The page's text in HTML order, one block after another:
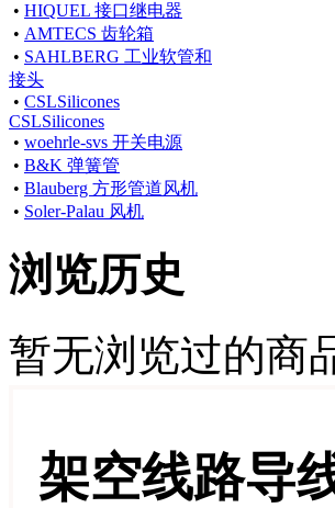
• HIQUEL 接口继电器
• AMTECS 齿轮箱
• SAHLBERG 工业软管和
接头
• CSLSilicones
CSLSilicones
• woehrle-svs 开关电源
• B&K 弹簧管
• Blauberg 方形管道风机
• Soler-Palau 风机
浏览历史
暂无浏览过的商
架空线路导